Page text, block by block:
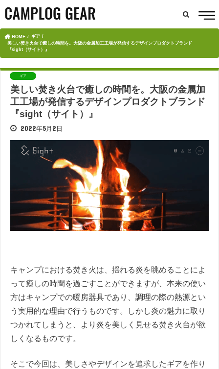
HOME
ギア
美しい焚き火台で癒しの時間を。大阪の金属加工工場が発信するデザインプロダクトブランド
『sight（サイト）』
ギア
美しい焚き火台で癒しの時間を。大阪の金属加
工工場が発信するデザインプロダクトブランド
『sight（サイト）』
2022年5月2日
キャンプにおける焚き火は、揺れる炎を眺めることによ
って癒しの時間を過ごすことができますが、本来の使い
方はキャンプでの暖房器具であり、調理の際の熱源とい
う実用的な理由で行うものです。しかし炎の魅力に取り
つかれてしまうと、より炎を美しく見せる焚き火台が欲
しくなるものです。
そこで今回は、美しさやデザインを追求したギアを作り